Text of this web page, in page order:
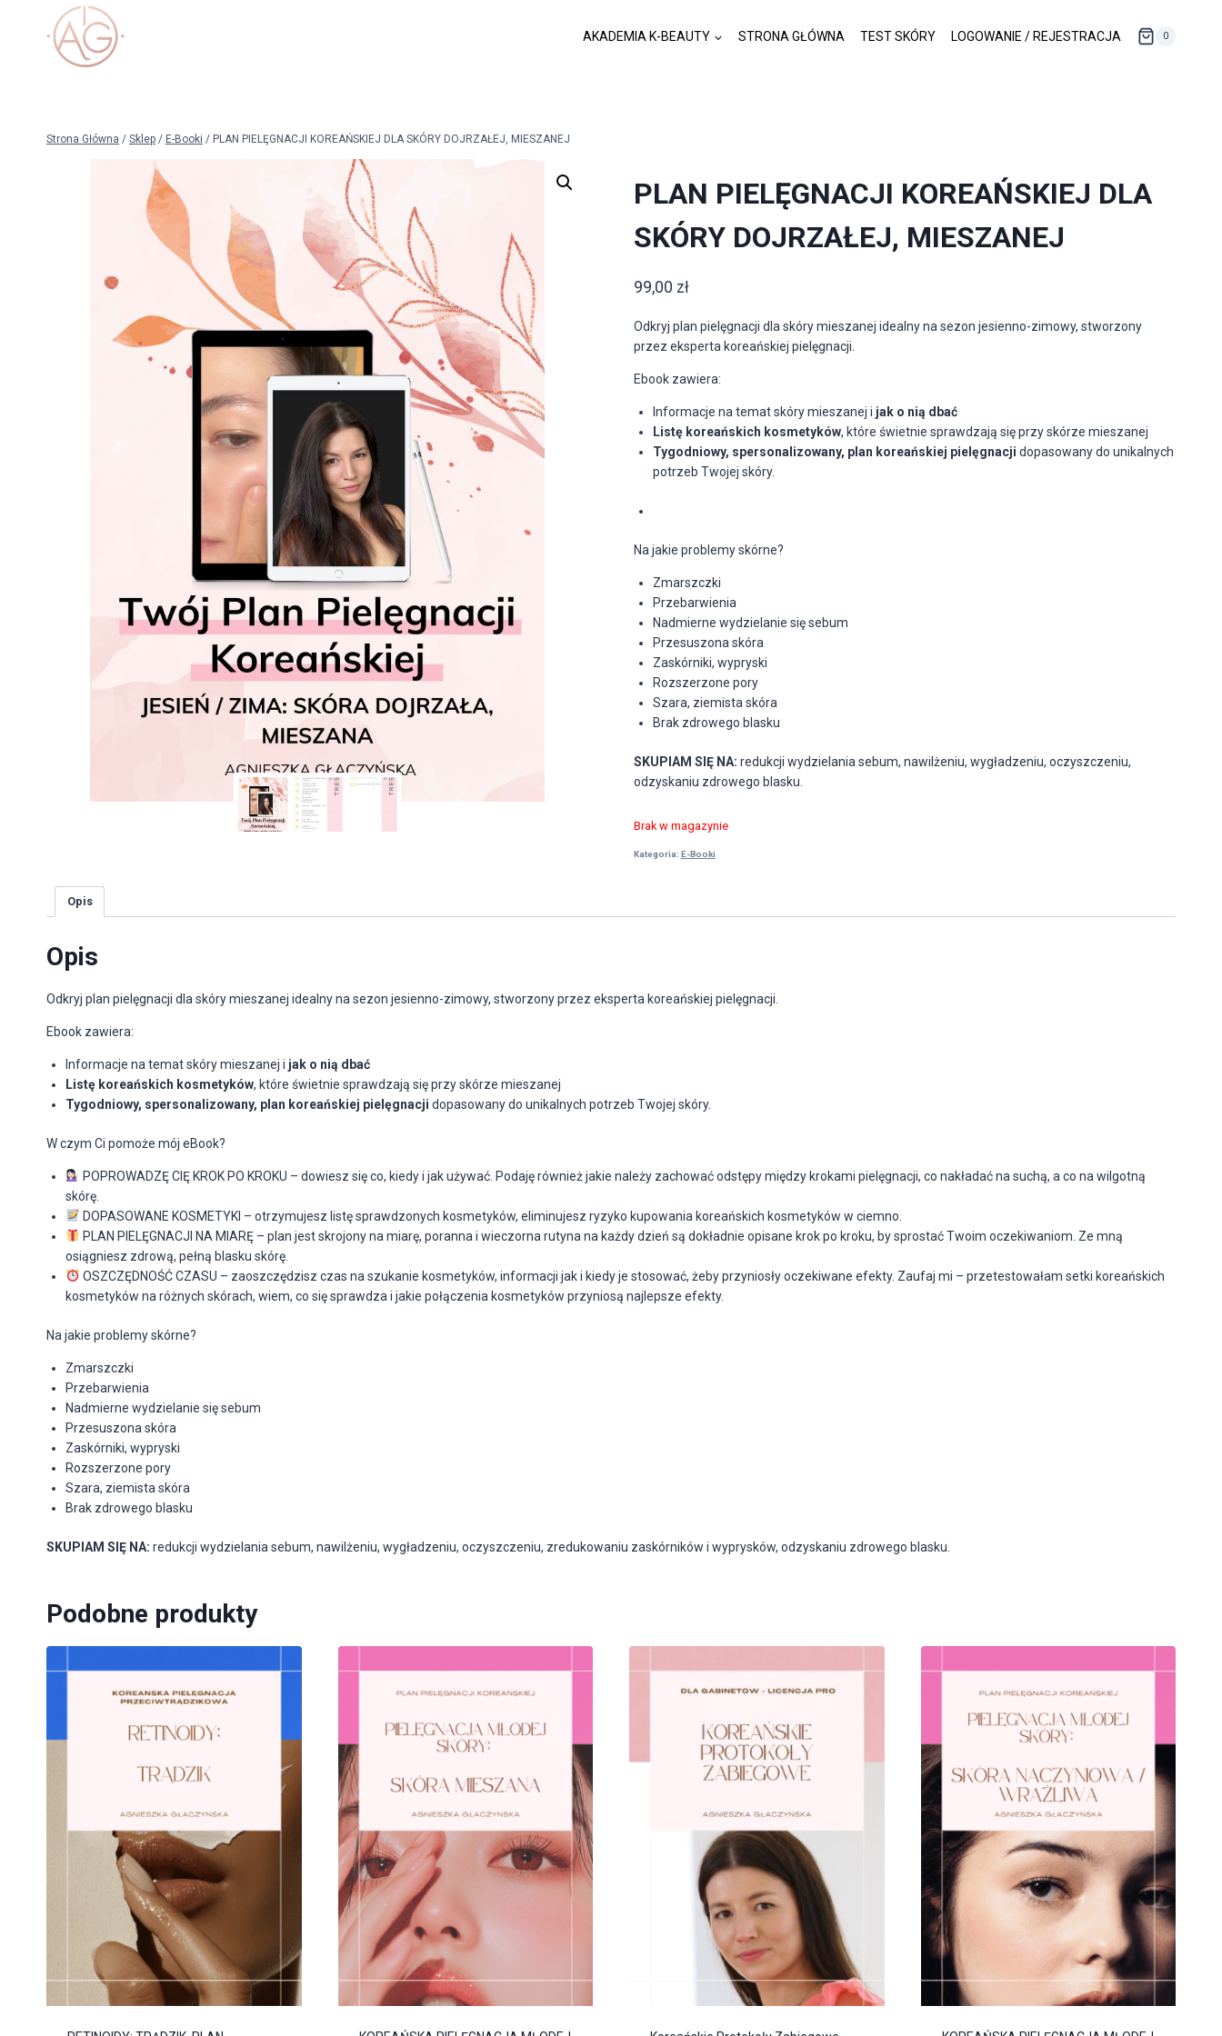
AKADEMIA K-BEAUTY STRONA GŁÓWNA TEST SKÓRY LOGOWANIE / REJESTRACJA 0
Strona Główna / Sklep / E-Booki / PLAN PIELĘGNACJI KOREAŃSKIEJ DLA SKÓRY DOJRZAŁEJ, MIESZANEJ
PLAN PIELĘGNACJI KOREAŃSKIEJ DLA
SKÓRY DOJRZAŁEJ, MIESZANEJ
99,00 zł
Odkryj plan pielęgnacji dla skóry mieszanej idealny na sezon jesienno-zimowy, stworzony
przez eksperta koreańskiej pielęgnacji.
Ebook zawiera:
Informacje na temat skóry mieszanej i jak o nią dbać
Listę koreańskich kosmetyków, które świetnie sprawdzają się przy skórze mieszanej
Tygodniowy, spersonalizowany, plan koreańskiej pielęgnacji dopasowany do unikalnych
potrzeb Twojej skóry.
Na jakie problemy skórne?
Zmarszczki
Przebarwienia
Nadmierne wydzielanie się sebum
Przesuszona skóra
Zaskórniki, wypryski
Rozszerzone pory
Szara, ziemista skóra
Brak zdrowego blasku
SKUPIAM SIĘ NA: redukcji wydzielania sebum, nawilżeniu, wygładzeniu, oczyszczeniu,
odzyskaniu zdrowego blasku.
Brak w magazynie
Kategoria: E-Booki
Opis
Opis
Odkryj plan pielęgnacji dla skóry mieszanej idealny na sezon jesienno-zimowy, stworzony przez eksperta koreańskiej pielęgnacji.
Ebook zawiera:
Informacje na temat skóry mieszanej i jak o nią dbać
Listę koreańskich kosmetyków, które świetnie sprawdzają się przy skórze mieszanej
Tygodniowy, spersonalizowany, plan koreańskiej pielęgnacji dopasowany do unikalnych potrzeb Twojej skóry.
W czym Ci pomoże mój eBook?
POPROWADZĘ CIĘ KROK PO KROKU – dowiesz się co, kiedy i jak używać. Podaję również jakie należy zachować odstępy między krokami pielęgnacji, co nakładać na suchą, a co na wilgotną
skórę.
DOPASOWANE KOSMETYKI – otrzymujesz listę sprawdzonych kosmetyków, eliminujesz ryzyko kupowania koreańskich kosmetyków w ciemno.
PLAN PIELĘGNACJI NA MIARĘ – plan jest skrojony na miarę, poranna i wieczorna rutyna na każdy dzień są dokładnie opisane krok po kroku, by sprostać Twoim oczekiwaniom. Ze mną
osiągniesz zdrową, pełną blasku skórę.
OSZCZĘDNOŚĆ CZASU – zaoszczędzisz czas na szukanie kosmetyków, informacji jak i kiedy je stosować, żeby przyniosły oczekiwane efekty. Zaufaj mi – przetestowałam setki koreańskich
kosmetyków na różnych skórach, wiem, co się sprawdza i jakie połączenia kosmetyków przyniosą najlepsze efekty.
Na jakie problemy skórne?
Zmarszczki
Przebarwienia
Nadmierne wydzielanie się sebum
Przesuszona skóra
Zaskórniki, wypryski
Rozszerzone pory
Szara, ziemista skóra
Brak zdrowego blasku
SKUPIAM SIĘ NA: redukcji wydzielania sebum, nawilżeniu, wygładzeniu, oczyszczeniu, zredukowaniu zaskórników i wyprysków, odzyskaniu zdrowego blasku.
Podobne produkty